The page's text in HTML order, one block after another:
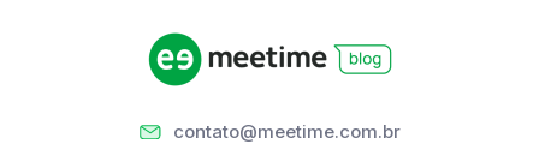
contato@meetime.com.br